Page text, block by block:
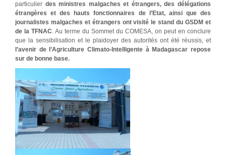
particulier des ministres malgaches et étrangers, des délégations
étrangères et des hauts fonctionnaires de l’Etat, ainsi que des
journalistes malgaches et étrangers ont visité le stand du GSDM et
de la TFNAC. Au terme du Sommet du COMESA, on peut en conclure
que la sensibilisation et le plaidoyer des autorités ont été réussis, et
l’avenir de l’Agriculture Climato-Intelligente à Madagascar repose
sur de bonne base.